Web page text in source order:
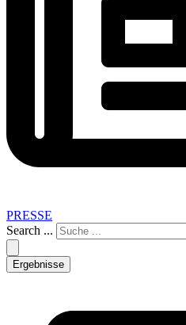
PRESSE
Search ...
Ergebnisse